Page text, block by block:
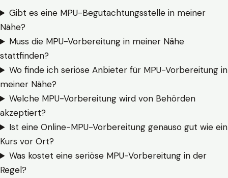
Gibt es eine MPU-Begutachtungsstelle in meiner
Nähe?
Muss die MPU-Vorbereitung in meiner Nähe
stattfinden?
Wo finde ich seriöse Anbieter für MPU-Vorbereitung in
meiner Nähe?
Welche MPU-Vorbereitung wird von Behörden
akzeptiert?
Ist eine Online-MPU-Vorbereitung genauso gut wie ein
Kurs vor Ort?
Was kostet eine seriöse MPU-Vorbereitung in der
Regel?